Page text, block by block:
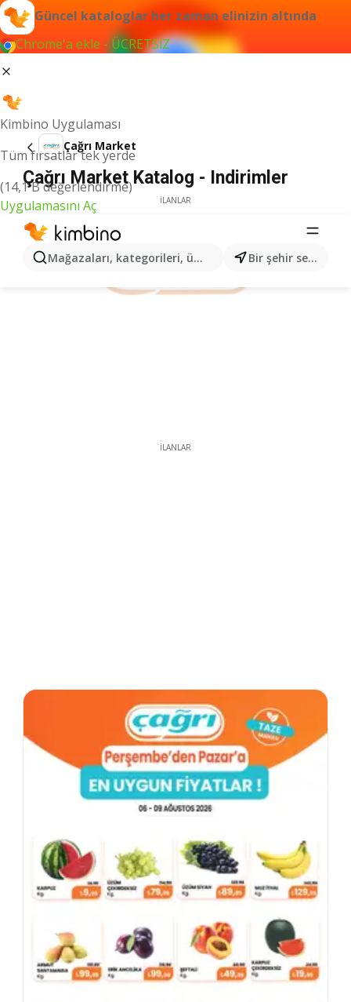
Güncel kataloglar her zaman elinizin altında
Chrome'a ekle - ÜCRETSİZ
Kimbino Uygulaması
Tüm fırsatlar tek yerde
(14,1 B değerlendirme)
Uygulamasını Aç
Mağazaları, kategorileri, ürünleri arayın... Bir şehir seçin
Çağrı Market
Çağrı Market Katalog - Indirimler
İLANLAR
İLANLAR